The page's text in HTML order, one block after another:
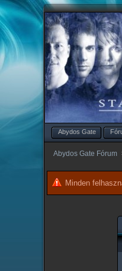
Abydos Gate
Abydos Gate Fórum
Minden